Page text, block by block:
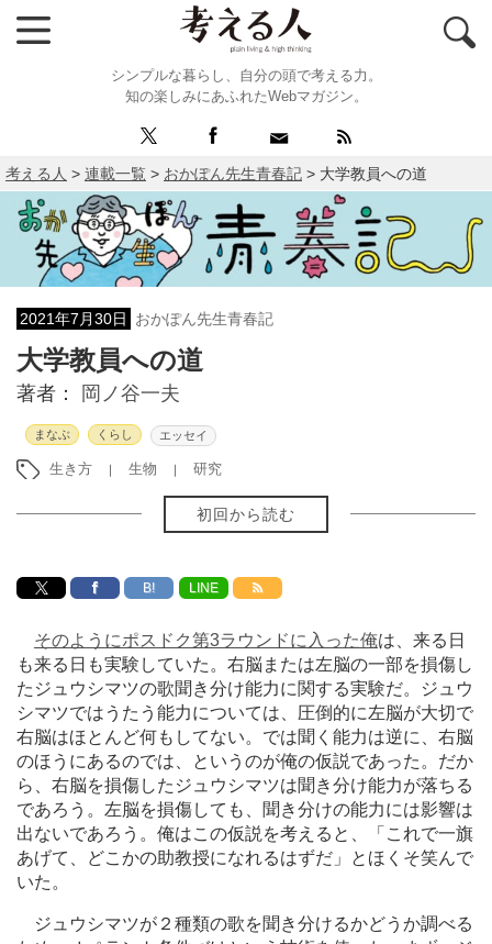
シンプルな暮らし、自分の頭で考える力。
知の楽しみにあふれたWebマガジン。
考える人 > 連載一覧 > おかぽん先生青春記 > 大学教員への道
2021年7月30日 おかぽん先生青春記
大学教員への道
著者： 岡ノ谷一夫
まなぶ くらし エッセイ
生き方 生物 研究
初回から読む
B! LINE
そのようにポスドク第3ラウンドに入った俺は、来る日
も来る日も実験していた。右脳または左脳の一部を損傷し
たジュウシマツの歌聞き分け能力に関する実験だ。ジュウ
シマツではうたう能力については、圧倒的に左脳が大切で
右脳はほとんど何もしてない。では聞く能力は逆に、右脳
のほうにあるのでは、というのが俺の仮説であった。だか
ら、右脳を損傷したジュウシマツは聞き分け能力が落ちる
であろう。左脳を損傷しても、聞き分けの能力には影響は
出ないであろう。俺はこの仮説を考えると、「これで一旗
あげて、どこかの助教授になれるはずだ」とほくそ笑んで
いた。
ジュウシマツが２種類の歌を聞き分けるかどうか調べる